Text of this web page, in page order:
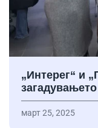
„Интерег“ и
март 25, 2025